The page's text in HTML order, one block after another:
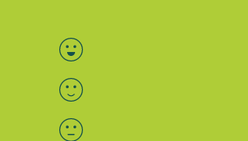
Bewertung auswählen